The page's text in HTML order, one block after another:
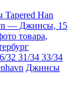
32 31/34 33/34
Джинсы